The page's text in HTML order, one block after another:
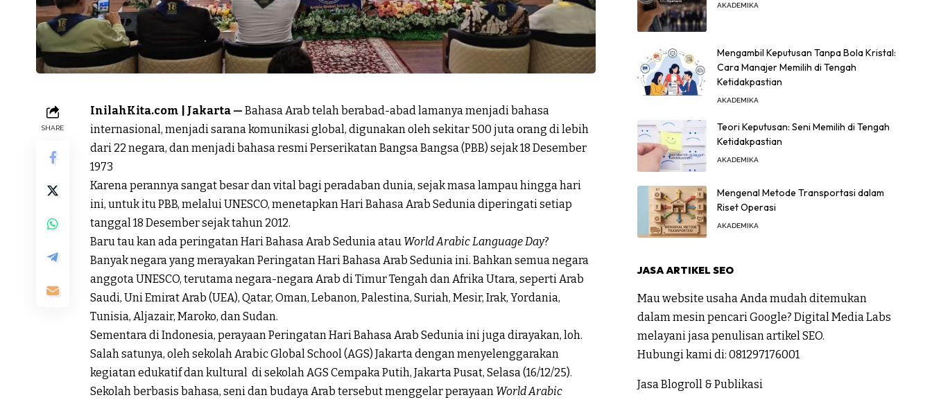
SHARE
InilahKita.com | Jakarta — Bahasa Arab telah berabad-abad lamanya menjadi bahasa
internasional, menjadi sarana komunikasi global, digunakan oleh sekitar 500 juta orang di lebih
dari 22 negara, dan menjadi bahasa resmi Perserikatan Bangsa Bangsa (PBB) sejak 18 Desember
1973
Karena perannya sangat besar dan vital bagi peradaban dunia, sejak masa lampau hingga hari
ini, untuk itu PBB, melalui UNESCO, menetapkan Hari Bahasa Arab Sedunia diperingati setiap
tanggal 18 Desember sejak tahun 2012.
Baru tau kan ada peringatan Hari Bahasa Arab Sedunia atau World Arabic Language Day?
Banyak negara yang merayakan Peringatan Hari Bahasa Arab Sedunia ini. Bahkan semua negara
anggota UNESCO, terutama negara-negara Arab di Timur Tengah dan Afrika Utara, seperti Arab
Saudi, Uni Emirat Arab (UEA), Qatar, Oman, Lebanon, Palestina, Suriah, Mesir, Irak, Yordania,
Tunisia, Aljazair, Maroko, dan Sudan.
Sementara di Indonesia, perayaan Peringatan Hari Bahasa Arab Sedunia ini juga dirayakan, loh.
Salah satunya, oleh sekolah Arabic Global School (AGS) Jakarta dengan menyelenggarakan
kegiatan edukatif dan kultural di sekolah AGS Cempaka Putih, Jakarta Pusat, Selasa (16/12/25).
Sekolah berbasis bahasa, seni dan budaya Arab tersebut menggelar perayaan World Arabic
AKADEMIKA
Mengambil Keputusan Tanpa Bola Kristal:
Cara Manajer Memilih di Tengah
Ketidakpastian
AKADEMIKA
Teori Keputusan: Seni Memilih di Tengah
Ketidakpastian
AKADEMIKA
Mengenal Metode Transportasi dalam
Riset Operasi
AKADEMIKA
JASA ARTIKEL SEO
Mau website usaha Anda mudah ditemukan
dalam mesin pencari Google? Digital Media Labs
melayani jasa penulisan artikel SEO.
Hubungi kami di: 081297176001
Jasa Blogroll & Publikasi